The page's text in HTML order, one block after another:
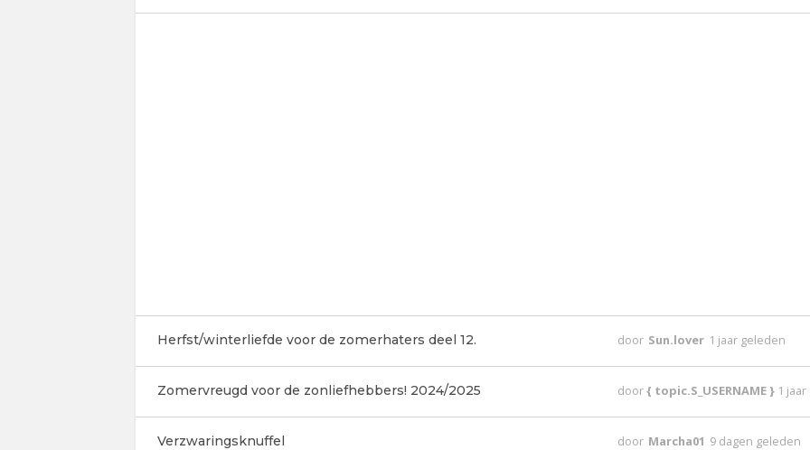
Herfst/winterliefde voor de zomerhaters deel 12. door Sun.lover 1 jaar geleden
Zomervreugd voor de zonliefhebbers! 2024/2025 door{ topic.S_USERNAME } 1
Verzwaringsknuffel door Marcha01 9 dagen geleden